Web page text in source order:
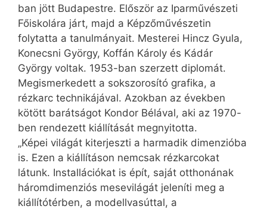
ban jött Budapestre. Először az Iparművészeti
Főiskolára járt, majd a Képzőművészetin
folytatta a tanulmányait. Mesterei Hincz Gyula,
Konecsni György, Koffán Károly és Kádár
György voltak. 1953-ban szerzett diplomát.
Megismerkedett a sokszorosító grafika, a
rézkarc technikájával. Azokban az években
kötött barátságot Kondor Bélával, aki az 1970-
ben rendezett kiállítását megnyitotta.
„Képei világát kiterjeszti a harmadik dimenzióba
is. Ezen a kiállításon nemcsak rézkarcokat
látunk. Installációkat is épít, saját otthonának
háromdimenziós mesevilágát jeleníti meg a
kiállítótérben, a modellvasúttal, a